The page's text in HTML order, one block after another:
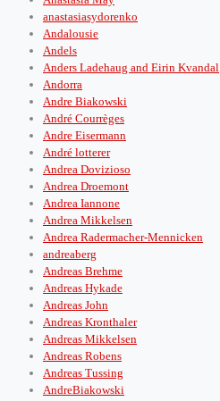
anastasiasydorenko
Andalousie
Andels
Anders Ladehaug and Eirin Kvandal
Andorra
Andre Biakowski
André Courrèges
Andre Eisermann
André lotterer
Andrea Dovizioso
Andrea Droemont
Andrea Iannone
Andrea Mikkelsen
Andrea Radermacher-Mennicken
andreaberg
Andreas Brehme
Andreas Hykade
Andreas John
Andreas Kronthaler
Andreas Mikkelsen
Andreas Robens
Andreas Tussing
AndreBiakowski